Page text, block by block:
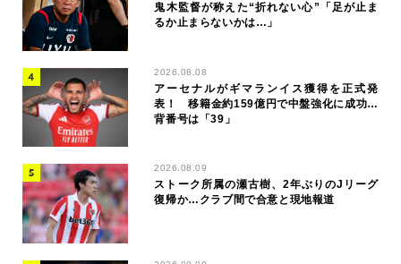
鬼木監督が称えた“折れない心”「足が止ま
るか止まらないかは…」
2026.08.08
アーセナルがギマランイス獲得を正式発
表！ 移籍金約159億円で中盤強化に成功…
背番号は「39」
2026.08.09
ストーク所属の瀬古樹、2年ぶりのJリーグ
復帰か…クラブ間で合意と現地報道